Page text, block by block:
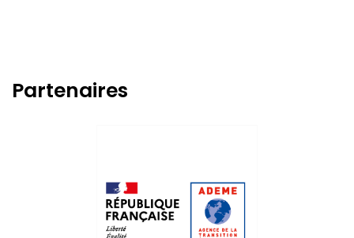
Partenaires